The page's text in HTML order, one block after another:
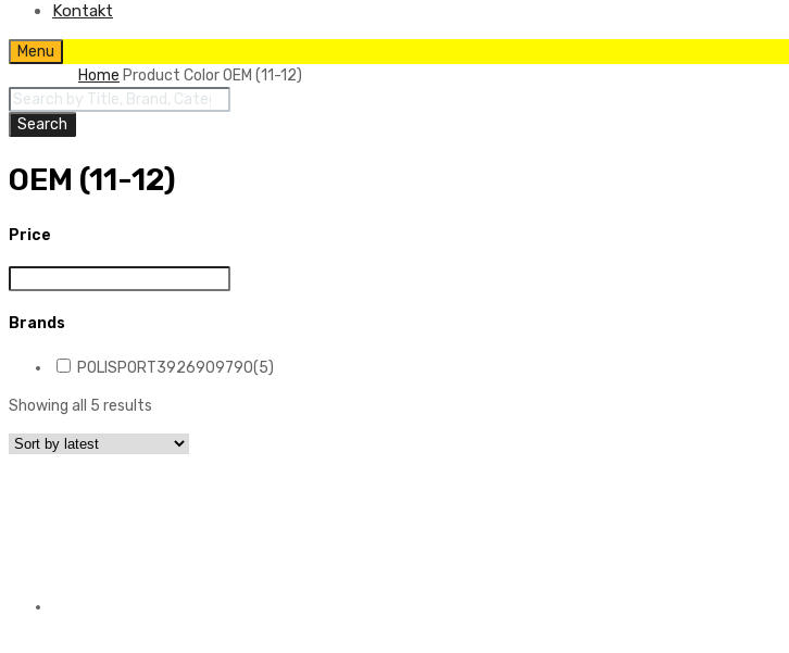
Kontakt
Skip
content
Menu
Home Product ColorOEM (11-12)
Products
search
Search
OEM (11-12)
Price
Brands
POLISPORT3926909790(5)
Showing all 5 results